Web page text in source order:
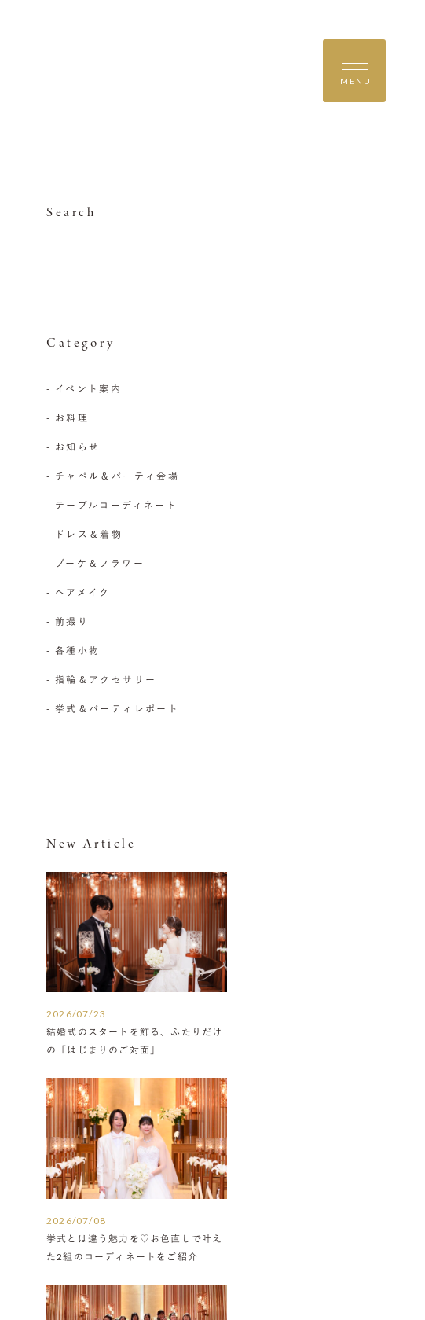
MENU
Search
Category
- イベント案内
- お料理
- お知らせ
- チャペル＆パーティ会場
- テーブルコーディネート
- ドレス＆着物
- ブーケ＆フラワー
- ヘアメイク
- 前撮り
- 各種小物
- 指輪＆アクセサリー
- 挙式＆パーティレポート
New Article
2026/07/23
結婚式のスタートを飾る、ふたりだけ
の「はじまりのご対面」
2026/07/08
挙式とは違う魅力を♡お色直しで叶え
た2組のコーディネートをご紹介